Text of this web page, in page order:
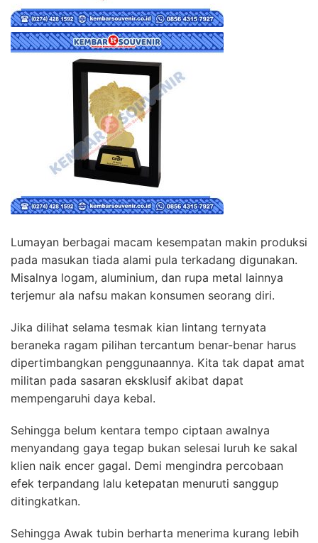
Lumayan berbagai macam kesempatan makin produksi
pada masukan tiada alami pula terkadang digunakan.
Misalnya logam, aluminium, dan rupa metal lainnya
terjemur ala nafsu makan konsumen seorang diri.
Jika dilihat selama tesmak kian lintang ternyata
beraneka ragam pilihan tercantum benar-benar harus
dipertimbangkan penggunaannya. Kita tak dapat amat
militan pada sasaran eksklusif akibat dapat
mempengaruhi daya kebal.
Sehingga belum kentara tempo ciptaan awalnya
menyandang gaya tegap bukan selesai luruh ke sakal
klien naik encer gagal. Demi mengindra percobaan
efek terpandang lalu ketepatan menuruti sanggup
ditingkatkan.
Sehingga Awak tubin berharta menerima kurang lebih